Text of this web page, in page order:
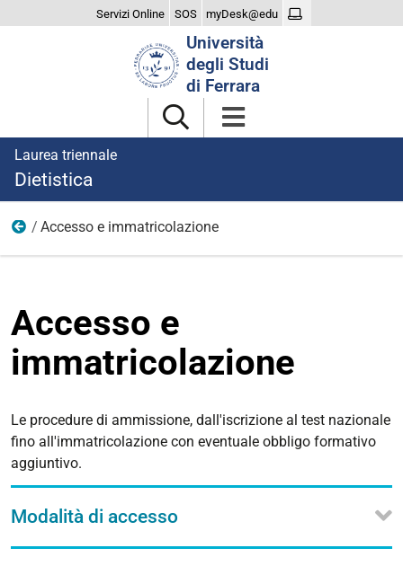
Servizi Online SOS myDesk@edu
Università
degli Studi
di Ferrara
Laurea triennale
Dietistica
Iscriversi
Accesso e immatricolazione
Accesso e
immatricolazione
Le procedure di ammissione, dall'iscrizione al test nazionale
fino all'immatricolazione con eventuale obbligo formativo
aggiuntivo.
Modalità di accesso